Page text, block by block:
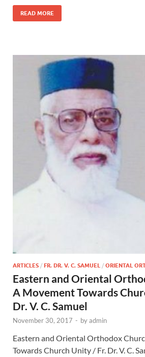
READ MORE
ARTICLES / FR. DR. V. C. SAMUEL / ORIENTAL
Eastern and Oriental
A Movement Towards
Dr. V. C. Samuel
November 30, 2017 - byadmin
Eastern and Oriental Orthodox
Towards Church Unity / Fr. Dr. V. C.